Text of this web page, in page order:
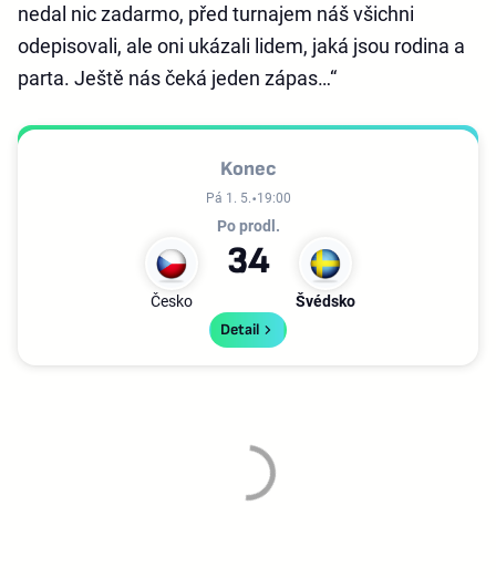
nedal nic zadarmo, před turnajem náš všichni
odepisovali, ale oni ukázali lidem, jaká jsou rodina a
parta. Ještě nás čeká jeden zápas…“
Konec
Pá 1. 5. 19:00
Po prodl.
Česko
3
Švédsko
4
Detail